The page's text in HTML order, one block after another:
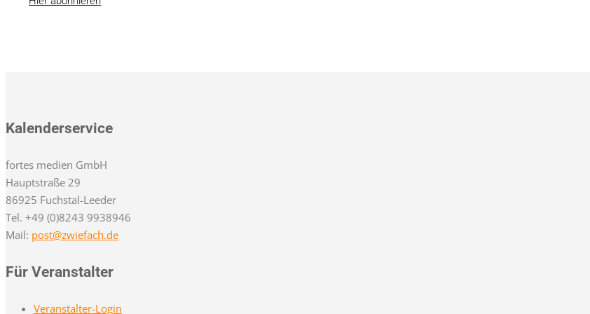
Kalenderservice
fortes medien GmbH
Hauptstraße 29
86925 Fuchstal-Leeder
Tel. +49 (0)8243 9938946
Mail: post@zwiefach.de
Für Veranstalter
Veranstalter-Login